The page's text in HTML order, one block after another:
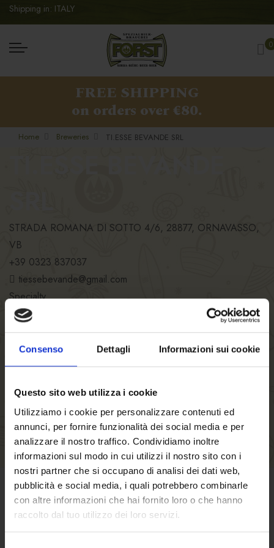
Consenso Dettagli Informazioni sui cookie
Questo sito web utilizza i cookie
Utilizziamo i cookie per personalizzare contenuti ed
annunci, per fornire funzionalità dei social media e per
analizzare il nostro traffico. Condividiamo inoltre
informazioni sul modo in cui utilizzi il nostro sito con i
nostri partner che si occupano di analisi dei dati web,
pubblicità e social media, i quali potrebbero combinarle
con altre informazioni che hai fornito loro o che hanno
raccolto dal tuo utilizzo dei loro servizi.
Shipping in: ITALY
0
FREE SHIPPING
on orders over €80.
Home Breweries TI.ESSE BEVANDE SRL
STRADA ROMANA DI SOTTO 4/6, 28877, ORNAVASSO,
VB
+39 0323 837037
tiessebevande@gmail.com
Specialty
TI.ESSE BEVANDE SRL
Kitchen hours
TERMS OF SALE